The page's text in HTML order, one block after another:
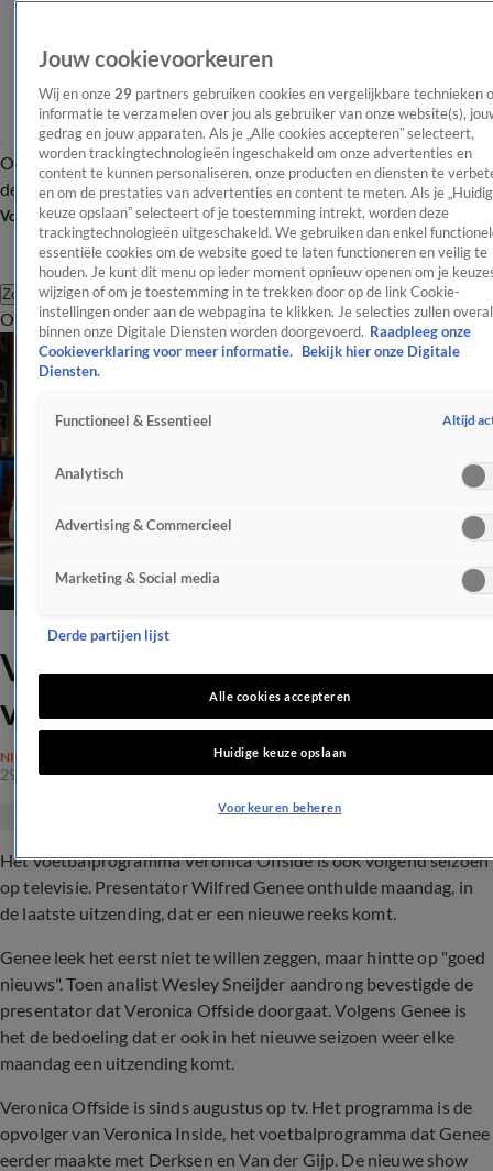
OverzichtAfleveringen Entertainment TV Algemeen
Tip
de redactieNieuwsbrief
Volg Shownieuws
Zoeken
OverzichtEntertainmentSpraakmakendRealityCrimeVideo's
Veronica Offside ook
volgend voetbalseizoen op tv
NIEUWS
29 mei 2023, 22:20
Het voetbalprogramma Veronica Offside is ook volgend seizoen
op televisie. Presentator Wilfred Genee onthulde maandag, in
de laatste uitzending, dat er een nieuwe reeks komt.
Genee leek het eerst niet te willen zeggen, maar hintte op "goed
nieuws". Toen analist Wesley Sneijder aandrong bevestigde de
presentator dat Veronica Offside doorgaat. Volgens Genee is
het de bedoeling dat er ook in het nieuwe seizoen weer elke
maandag een uitzending komt.
Veronica Offside is sinds augustus op tv. Het programma is de
opvolger van Veronica Inside, het voetbalprogramma dat Genee
eerder maakte met Derksen en Van der Gijp. De nieuwe show
Jouw cookievoorkeuren
Wij en onze 29 partners gebruiken cookies en vergelijkbare technieken
informatie te verzamelen over jou als gebruiker van onze website(s),
gedrag en jouw apparaten. Als je „Alle cookies accepteren” selecteert,
worden trackingtechnologieën ingeschakeld om onze advertenties en
content te kunnen personaliseren, onze producten en diensten te
en om de prestaties van advertenties en content te meten. Als je
keuze opslaan” selecteert of je toestemming intrekt, worden deze
trackingtechnologieën uitgeschakeld. We gebruiken dan enkel
essentiële cookies om de website goed te laten functioneren en veilig te
houden. Je kunt dit menu op ieder moment opnieuw openen om je
wijzigen of om je toestemming in te trekken door op de link Cookie-
instellingen onder aan de webpagina te klikken. Je selecties zullen overal
binnen onze Digitale Diensten worden doorgevoerd. Raadpleeg onze
Cookieverklaring voor meer informatie.
Bekijk hier onze Digitale
Diensten.
Functioneel & Essentieel Altijd
Analytisch
Advertising & Commercieel
Marketing & Social media
Derde partijen lijst
Alle cookies accepteren
Huidige keuze opslaan
Voorkeuren beheren